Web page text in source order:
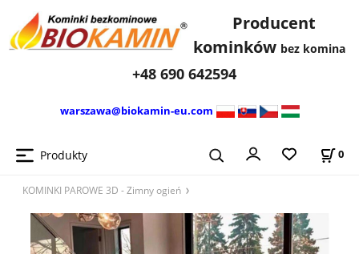
Producent
kominków bez komina
+48 690 642594
warszawa@biokamin-eu.com
Produkty 0
KOMINKI PAROWE 3D - Zimny ​​ogień